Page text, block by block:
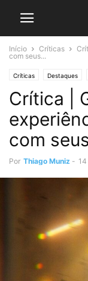
Início Críticas
com seus...
Críticas Destaques
Crítica |
com
Por Thiago Muniz -